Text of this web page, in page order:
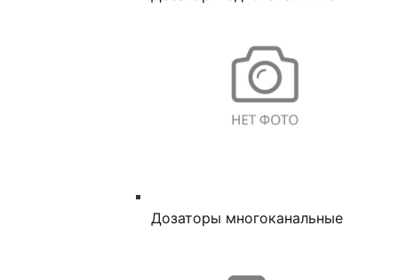
Дозаторы многоканальные